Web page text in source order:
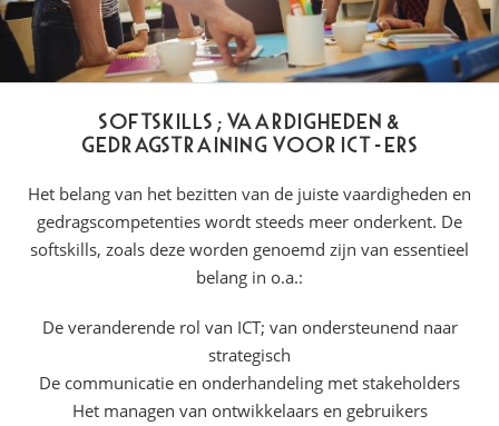
Softskills; Vaardigheden &
Gedragstraining voor ICT-ers
Het belang van het bezitten van de juiste vaardigheden en
gedragscompetenties wordt steeds meer onderkent. De
softskills, zoals deze worden genoemd zijn van essentieel
belang in o.a.:
De veranderende rol van ICT; van ondersteunend naar
strategisch
De communicatie en onderhandeling met stakeholders
Het managen van ontwikkelaars en gebruikers